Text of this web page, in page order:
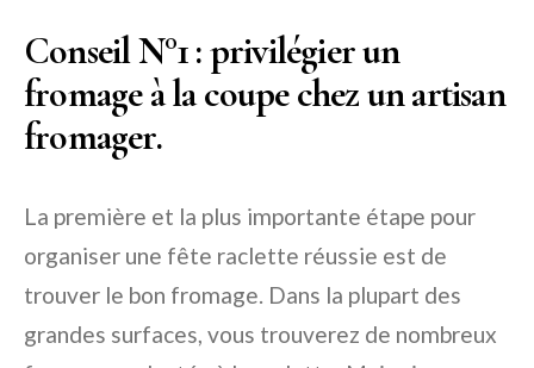
Conseil N°1: privilégier un
fromage à la coupe chez un artisan
fromager.
La première et la plus importante étape pour
organiser une fête raclette réussie est de
trouver le bon fromage. Dans la plupart des
grandes surfaces, vous trouverez de nombreux